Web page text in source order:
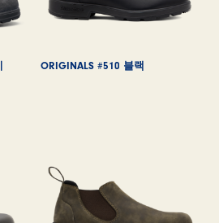
ORIGINALS #510 블랙